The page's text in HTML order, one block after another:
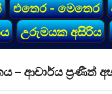
එතෙර - මෙතෙර
උරුමයක අසිරිය
– ආචාර්ය ප්‍රණීත්